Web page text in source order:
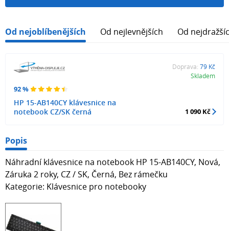
Od nejoblíbenějších Od nejlevnějších Od
92 %
HP 15-AB140CY klávesnice na
notebook CZ/SK černá
Doprava: 79 Kč
Skladem
1 090 Kč
Popis
Náhradní klávesnice na notebook HP 15-AB140CY, Nová,
Záruka 2 roky, CZ / SK, Černá, Bez rámečku
Kategorie: Klávesnice pro notebooky